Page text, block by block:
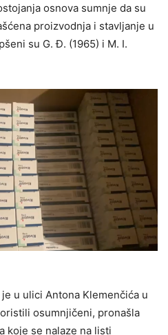
osnova sumnje da su
proizvodnja i stavljanje u
su G. Đ. (1965) i M. I.
u ulici Antona Klemenčića u
osumnjičeni, pronašla
koje se nalaze na listi